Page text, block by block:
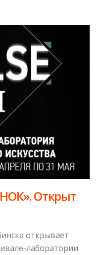
Открыт
открывает
лаборатории